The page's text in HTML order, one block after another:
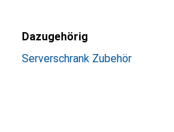
Dazugehörig
Serverschrank Zubehör